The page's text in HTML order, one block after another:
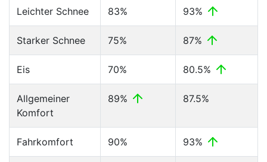
Leichter Schnee 83% 93%
Starker Schnee 75% 87%
Eis 70% 80.5%
Allgemeiner
Komfort
89% 87.5%
Fahrkomfort 90% 93%